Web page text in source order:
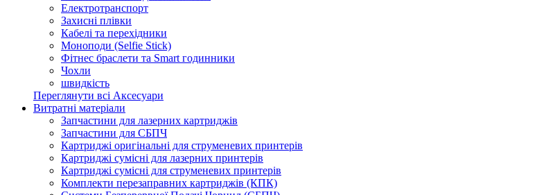
Електротранспорт
Захисні плівки
Кабелі та перехідники
Моноподи (Selfie Stick)
Фітнес браслети та Smart годинники
Чохли
швидкість
Переглянути всі Аксесуари
Витратні матеріали
Запчастини для лазерних картриджів
Запчастини для СБПЧ
Картриджі оригінальні для струменевих принтерів
Картриджі сумісні для лазерних принтерів
Картриджі сумісні для струменевих принтерів
Комплекти перезаправних картриджів (КПК)